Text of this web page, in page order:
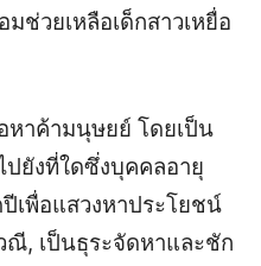
ช่วยเหลือเด็กสาวเหยื่อ
หาค้ามนุษยย์ โดยเป็น
ปยังที่ใดซึ่งบุคคลอายุ
เพื่อแสวงหาประโยชน์
ณี, เป็นธุระจัดหาและชัก